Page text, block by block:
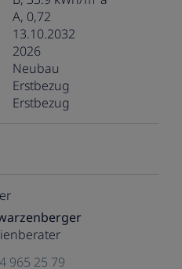
A, 0,72
13.10.2032
2026
Neubau
Erstbezug
Erstbezug
965 25 79